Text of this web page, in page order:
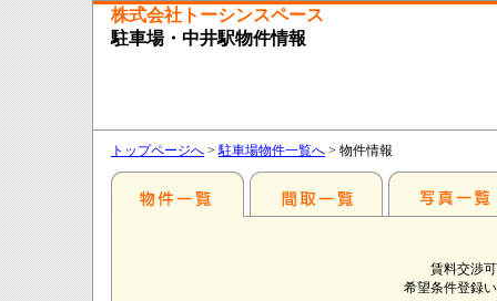
株式会社トーシンスペース
駐車場・中井駅物件情報
トップページへ >駐車場物件一覧へ > 物件情報
賃料交渉
希望条件登録